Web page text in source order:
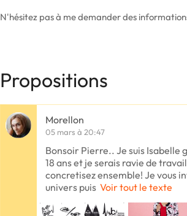
N'hésitez pas à me demander des
Propositions
Morellon
05 mars à 20:47
Bonsoir Pierre.. Je suis Isabelle
18 ans et je serais ravie de
concretisez ensemble! Je vous
univers puis Voir tout le texte